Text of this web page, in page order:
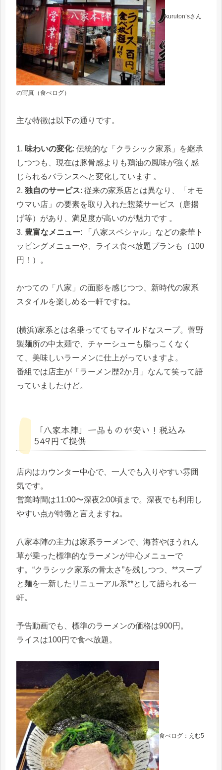
kuruton’sさん
の写真（食べログ）
主な特徴は以下の通りです。
1. 味わいの変化: 伝統的な「クラシック家系」を継承
しつつも、現在は豚骨感よりも鶏油の風味が強く感
じられるバランスへと変化しています 。
2. 独自のサービス: 従来の家系店とは異なり、「オモ
ウマい店」の要素を取り入れた惣菜サービス（唐揚
げ等）があり、満足度が高いのが魅力です 。
3. 豊富なメニュー: 「八家スペシャル」などの豪華ト
ッピングメニューや、ライス食べ放題プランも（100
円！）。
かつての「八家」の面影を感じつつ、新時代の家系
スタイルを楽しめる一軒ですね。
(横浜)家系とは名乗っててもマイルドなスープ。菅野
製麺所の中太麺で、チャーシューも脂っこくなく
て、美味しいラーメンに仕上がっていますよ。
番組では店主が「ラーメン歴2か月」なんて笑って語
っていましたけど。
「八家本陣」一品ものが安い！税込み
549円で提供
店内はカウンター中心で、一人でも入りやすい雰囲
気です。
営業時間は11:00〜深夜2:00頃まで。深夜でも利用し
やすい点が特徴と言えますね。
八家本陣の主力は家系ラーメンで、海苔やほうれん
草が乗った標準的なラーメンが中心メニューで
す。“クラシック家系の骨太さ”を残しつつ、**スープ
と麺を一新したリニューアル系**として語られる一
軒。
予告動画でも、標準のラーメンの価格は900円。
ライスは100円で食べ放題。
食べログ：えむ5